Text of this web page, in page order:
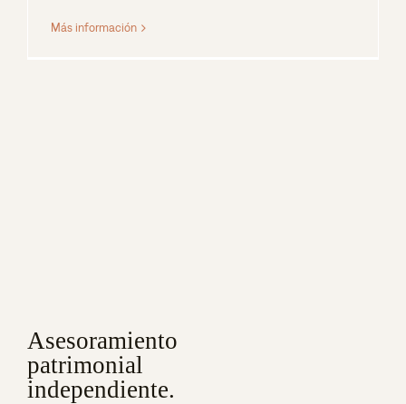
Más información
Asesoramiento
patrimonial
independiente.